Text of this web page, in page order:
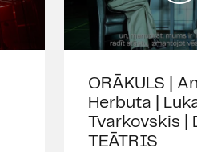
ORĀKULS |
Herbuta |
Tvarkovskis |
TEĀTRIS